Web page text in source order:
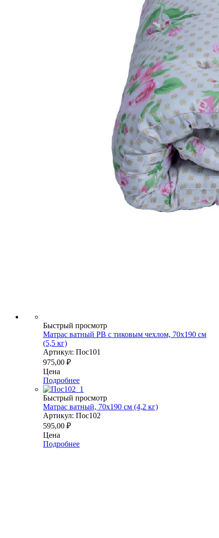
Быстрый просмотр
Матрас ватный РВ с тиковым чехлом, 70х190 см
(5,5 кг)
Артикул: Пос101
975,00 ₽
Цена
Подробнее
Быстрый просмотр
Матрас ватный, 70х190 см (4,2 кг)
Артикул: Пос102
595,00 ₽
Цена
Подробнее